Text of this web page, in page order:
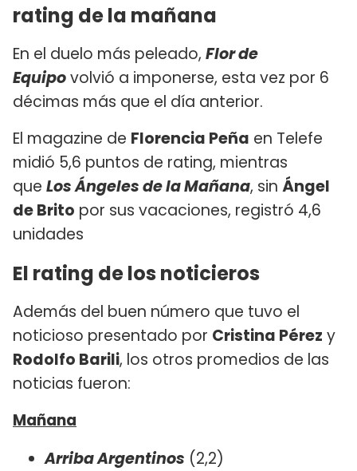
rating de la mañana
En el duelo más peleado, Flor de
Equipovolvió a imponerse, esta vez por 6
décimas más que el día anterior.
El magazine de Florencia Peña en Telefe
midió 5,6 puntos de rating, mientras
que Los Ángeles de la Mañana, sin Ángel
de Brito por sus vacaciones, registró 4,6
unidades
El rating de los noticieros
Además del buen número que tuvo el
noticioso presentado por Cristina Pérez y
Rodolfo Barili, los otros promedios de las
noticias fueron:
Mañana
Arriba Argentinos (2,2)